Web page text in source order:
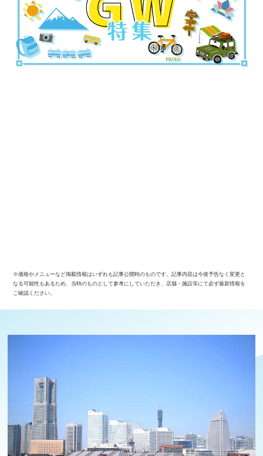
※価格やメニューなど掲載情報はいずれも記事公開時のものです。記事内容は今後予告なく変更と
なる可能性もあるため、当時のものとして参考にしていただき、店舗・施設等にて必ず最新情報を
ご確認ください。